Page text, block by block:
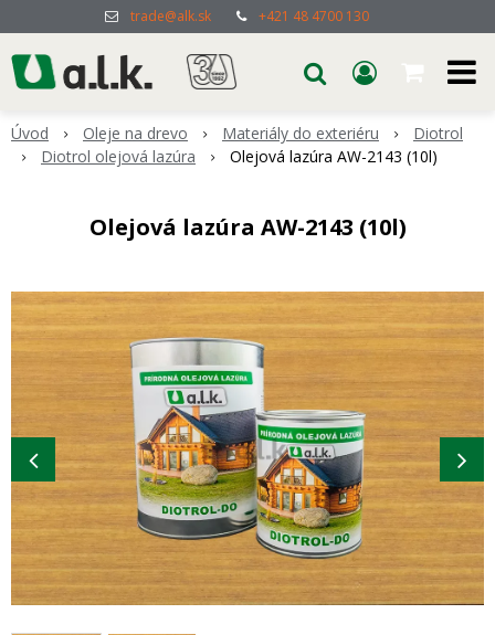
trade@alk.sk +421 48 4700 130
Úvod Oleje na drevo Materiály do exteriéru
Diotrol
Diotrol olejová lazúra
Olejová lazúra AW-2143 (10l)
Olejová lazúra AW-2143 (10l)